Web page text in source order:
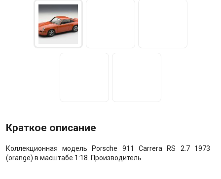
Краткое описание
Коллекционная модель Porsche 911 Carrera RS 2.7 1973
(orange) в масштабе 1:18. Производитель